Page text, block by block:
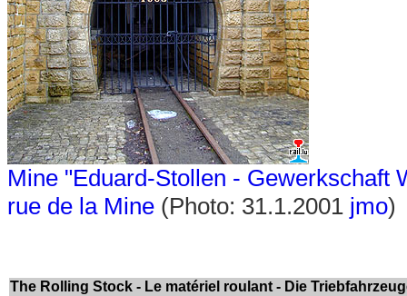
Mine "Eduard-Stollen - Gewerkschaft
rue de la Mine (Photo: 31.1.2001 jmo)
The Rolling Stock - Le matériel roulant - Die